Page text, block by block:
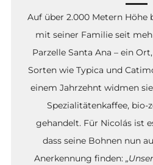
Auf über 2.000 Metern Höhe
mit seiner Familie seit
Parzelle Santa Ana – ein
Sorten wie Typica und
einem Jahrzehnt widmen
Spezialitätenkaffee,
gehandelt. Für Nicolás ist
dass seine Bohnen nun
Anerkennung finden: